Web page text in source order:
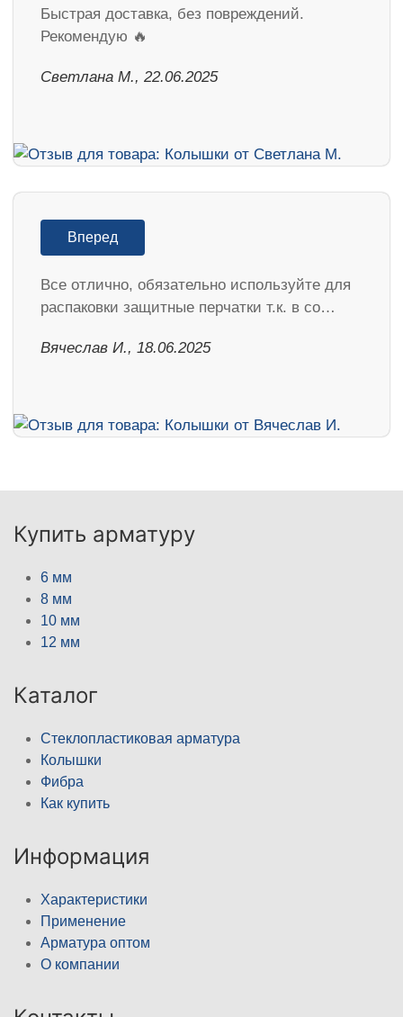
Быстрая доставка, без повреждений.
Рекомендую 🔥
Светлана М., 22.06.2025
Вперед
Все отлично, обязательно используйте для
распаковки защитные перчатки т.к. в со…
Вячеслав И., 18.06.2025
Купить арматуру
6 мм
8 мм
10 мм
12 мм
Каталог
Стеклопластиковая арматура
Колышки
Фибра
Как купить
Информация
Характеристики
Применение
Арматура оптом
О компании